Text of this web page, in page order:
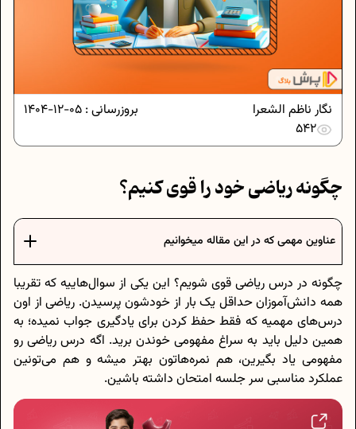
بروزرسانی : 05-12-1404
نگار ناظم الشعرا
542
چگونه ریاضی خود را قوی کنیم؟
عناوین مهمی که در این مقاله میخوانیم
چگونه در درس ریاضی قوی شویم؟ این یکی از سوال‌هاییه که تقریبا
همه‌ دانش‌آموزان حداقل یک بار از خودشون پرسیدن. ریاضی از اون
درس‌های مهمیه که فقط حفظ کردن برای یادگیری جواب نمیده؛ به
همین دلیل باید به سراغ مفهومی خوندن برید. اگه درس ریاضی رو
مفهومی یاد بگیرین، هم نمره‌هاتون بهتر میشه و هم می‌تونین
عملکرد مناسبی سر جلسه امتحان داشته باشین.